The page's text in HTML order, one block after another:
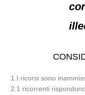
1.I ricorsi sono
2.1 ricorrenti